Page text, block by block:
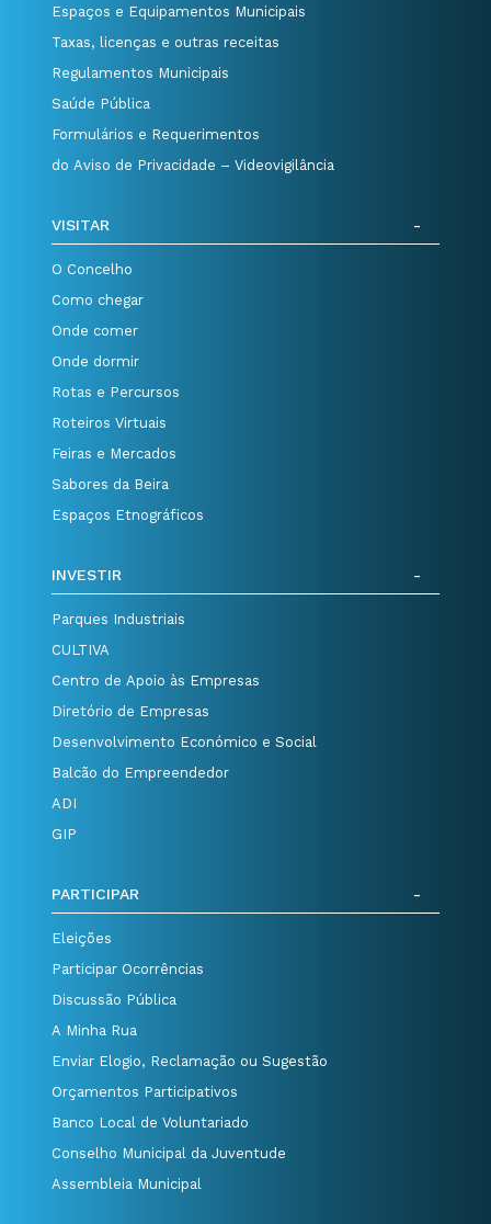
Espaços e Equipamentos Municipais
Taxas, licenças e outras receitas
Regulamentos Municipais
Saúde Pública
Formulários e Requerimentos
do Aviso de Privacidade – Videovigilância
VISITAR
O Concelho
Como chegar
Onde comer
Onde dormir
Rotas e Percursos
Roteiros Virtuais
Feiras e Mercados
Sabores da Beira
Espaços Etnográficos
INVESTIR
Parques Industriais
CULTIVA
Centro de Apoio às Empresas
Diretório de Empresas
Desenvolvimento Económico e Social
Balcão do Empreendedor
ADI
GIP
PARTICIPAR
Eleições
Participar Ocorrências
Discussão Pública
A Minha Rua
Enviar Elogio, Reclamação ou Sugestão
Orçamentos Participativos
Banco Local de Voluntariado
Conselho Municipal da Juventude
Assembleia Municipal